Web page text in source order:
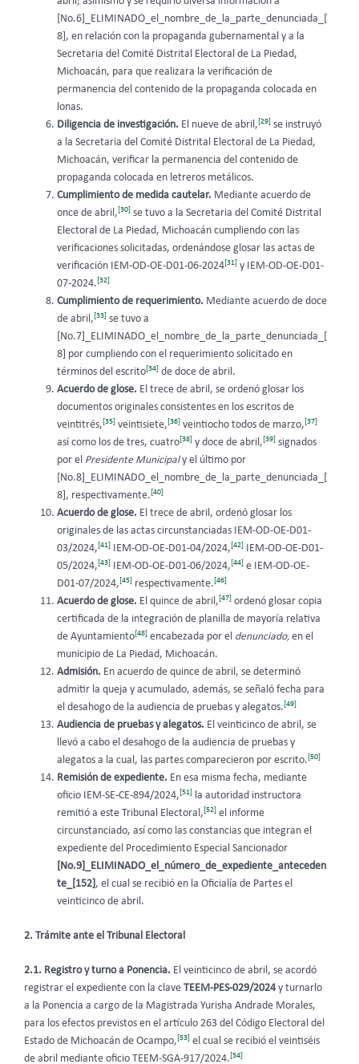
[No.6]_ELIMINADO_el_nombre_de_la_parte_denunciada_[
8], en relación con la propaganda gubernamental y a la
Secretaria del Comité Distrital Electoral de La Piedad,
Michoacán, para que realizara la verificación de
permanencia del contenido de la propaganda colocada en
lonas.
Diligencia de investigación. El nueve de abril,[29]se instruyó
a la Secretaria del Comité Distrital Electoral de La Piedad,
Michoacán, verificar la permanencia del contenido de
propaganda colocada en letreros metálicos.
Cumplimiento de medida cautelar. Mediante acuerdo de
once de abril,[30]se tuvo a la Secretaria del Comité Distrital
Electoral de La Piedad, Michoacán cumpliendo con las
verificaciones solicitadas, ordenándose glosar las actas de
verificación IEM-OD-OE-D01-06-2024[31]y IEM-OD-OE-D01-
07-2024.[32]
Cumplimiento de requerimiento. Mediante acuerdo de doce
de abril,[33]se tuvo a
[No.7]_ELIMINADO_el_nombre_de_la_parte_denunciada_[
8] por cumpliendo con el requerimiento solicitado en
términos del escrito[34]de doce de abril.
Acuerdo de glose. El trece de abril, se ordenó glosar los
documentos originales consistentes en los escritos de
veintitrés,[35]veintisiete,[36]veintiocho todos de marzo,[37]
así como los de tres, cuatro[38]y doce de abril,[39]signados
por el Presidente Municipaly el último por
[No.8]_ELIMINADO_el_nombre_de_la_parte_denunciada_[
8], respectivamente.[40]
Acuerdo de glose. El trece de abril, ordenó glosar los
originales de las actas circunstanciadas IEM-OD-OE-D01-
03/2024,[41]IEM-OD-OE-D01-04/2024,[42]IEM-OD-OE-D01-
05/2024,[43]IEM-OD-OE-D01-06/2024,[44]e IEM-OD-OE-
D01-07/2024,[45]respectivamente.[46]
Acuerdo de glose. El quince de abril,[47]ordenó glosar copia
certificada de la integración de planilla de mayoría relativa
de Ayuntamiento[48]encabezada por el denunciado, en el
municipio de La Piedad, Michoacán.
Admisión. En acuerdo de quince de abril, se determinó
admitir la queja y acumulado, además, se señaló fecha para
el desahogo de la audiencia de pruebas y alegatos.[49]
Audiencia de pruebas y alegatos. El veinticinco de abril, se
llevó a cabo el desahogo de la audiencia de pruebas y
alegatos a la cual, las partes comparecieron por escrito.[50]
Remisión de expediente. En esa misma fecha, mediante
oficio IEM-SE-CE-894/2024,[51]la autoridad instructora
remitió a este Tribunal Electoral,[52]el informe
circunstanciado, así como las constancias que integran el
expediente del Procedimiento Especial Sancionador
[No.9]_ELIMINADO_el_número_de_expediente_anteceden
te_[152] , el cual se recibió en la Oficialía de Partes el
veinticinco de abril.
2. Trámite ante el Tribunal Electoral
2.1. Registro y turno a Ponencia. El veinticinco de abril, se acordó
registrar el expediente con la clave
TEEM-PES-029/2024y turnarlo
a la Ponencia a cargo de la Magistrada Yurisha Andrade Morales,
para los efectos previstos en el artículo 263 del Código Electoral del
Estado de Michoacán de Ocampo,[53] el cual se recibió el veintiséis
de abril mediante oficio TEEM-SGA-917/2024.[54]